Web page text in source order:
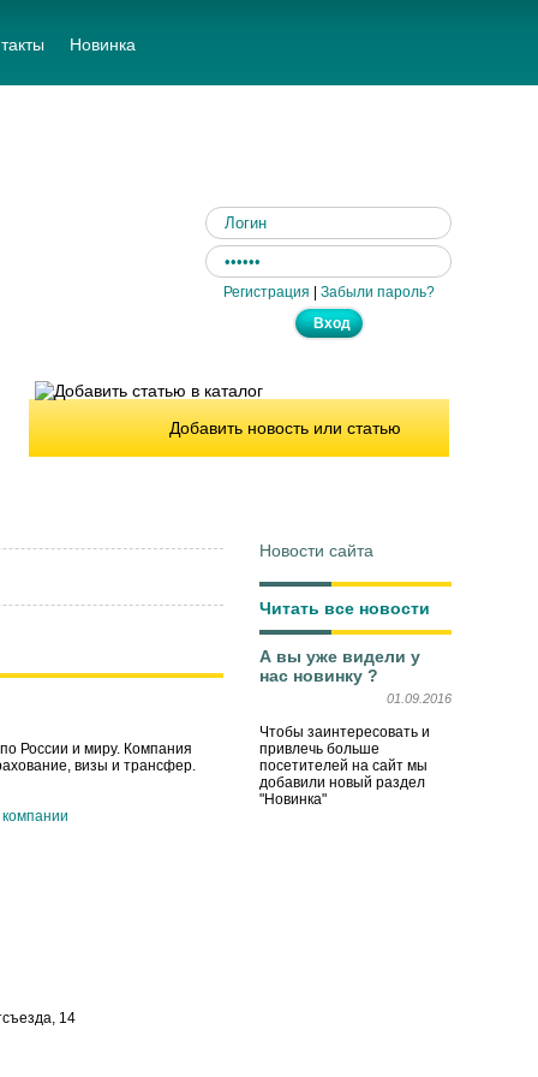
Новинка
Регистрация | Забыли пароль?
Добавить новость или статью
России и миру. Компания
визы и трансфер.
компании
14
Новости сайта
Читать все новости
А вы уже видели у
нас новинку ?
01.09.2016
Чтобы заинтересовать и
привлечь больше
посетителей на сайт мы
добавили новый раздел
"Новинка"